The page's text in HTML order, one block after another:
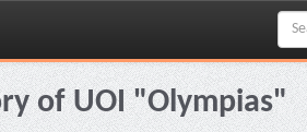
of UOI "Olympias"